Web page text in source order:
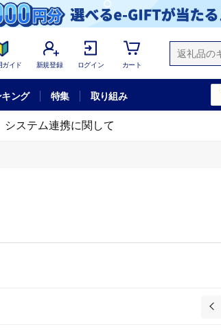
ガイド 新規登録 ログイン カート
ング 特集 取り組み
システム連携に関して